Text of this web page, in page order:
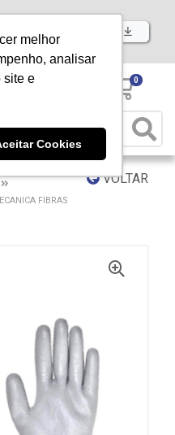
melhor
analisar
site e
Cookies
Baixe já nosso APP
0
VOLTAR
FIBRAS